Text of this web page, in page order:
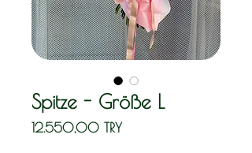
Spitze - Größe L
12.550,00 TRYPreis